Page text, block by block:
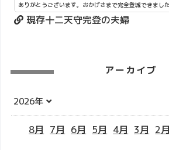
ありがとうございます。おかげさまで完全登城できまし
現存十二天守完登の夫婦
アーカイブ
2026年
8月 7月 6月 5月 4月 3月 2月